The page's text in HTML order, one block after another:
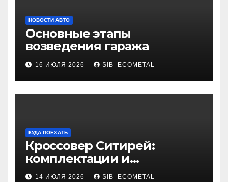
НОВОСТИ АВТО
Основные этапы
возведения гаража
16 ИЮЛЯ 2026 SIB_ECOMETAL
КУДА ПОЕХАТЬ
Кроссовер Ситирей:
комплектации и
характеристики
14 ИЮЛЯ 2026 SIB_ECOMETAL